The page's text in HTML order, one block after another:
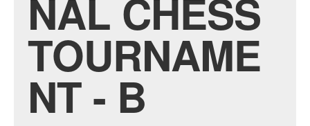
NAL CHESS
TOURNAME
NT - B